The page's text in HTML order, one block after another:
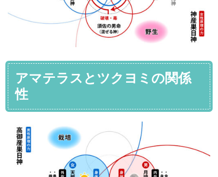
アマテラスとツクヨミの関係
性